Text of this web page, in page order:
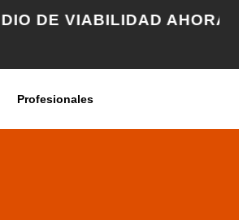
VIABILIDAD AHORA →
Profesionales